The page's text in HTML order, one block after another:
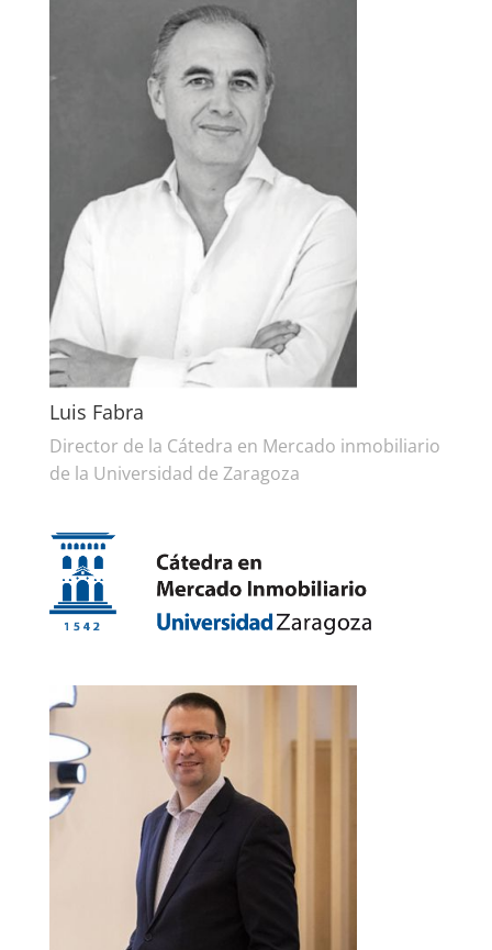
Luis Fabra
Director de la Cátedra en Mercado inmobiliario
de la Universidad de Zaragoza